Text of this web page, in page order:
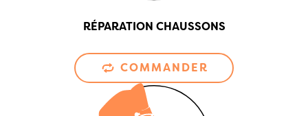
RÉPARATION CHAUSSONS
COMMANDER